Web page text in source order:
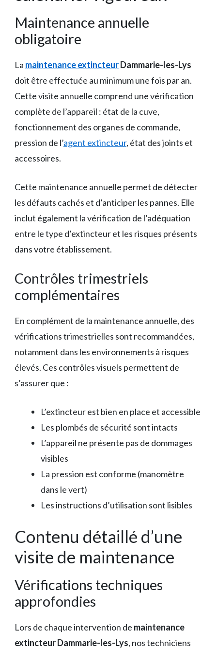
Maintenance annuelle
obligatoire
La maintenance extincteurDammarie-les-Lys
doit être effectuée au minimum une fois par an.
Cette visite annuelle comprend une vérification
complète de l’appareil : état de la cuve,
fonctionnement des organes de commande,
pression de l’agent extincteur, état des joints et
accessoires.
Cette maintenance annuelle permet de détecter
les défauts cachés et d’anticiper les pannes. Elle
inclut également la vérification de l’adéquation
entre le type d’extincteur et les risques présents
dans votre établissement.
Contrôles trimestriels
complémentaires
En complément de la maintenance annuelle, des
vérifications trimestrielles sont recommandées,
notamment dans les environnements à risques
élevés. Ces contrôles visuels permettent de
s’assurer que :
L’extincteur est bien en place et accessible
Les plombés de sécurité sont intacts
L’appareil ne présente pas de dommages
visibles
La pression est conforme (manomètre
dans le vert)
Les instructions d’utilisation sont lisibles
Contenu détaillé d’une
visite de maintenance
Vérifications techniques
approfondies
Lors de chaque intervention de maintenance
extincteur Dammarie-les-Lys, nos techniciens